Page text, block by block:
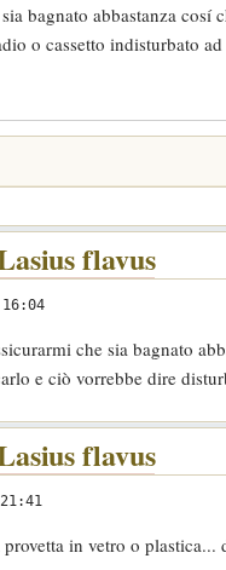
bagnato abbastanza
o cassetto indisturbato
flavus
che sia bagnato
e ciò vorrebbe dire
flavus
in vetro o